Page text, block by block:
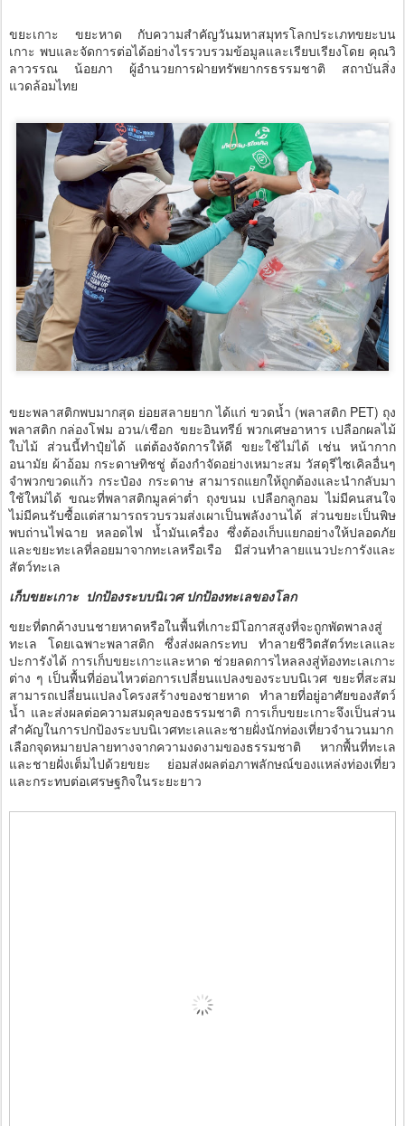
ขยะเกาะ ขยะหาด กับความสำคัญวันมหาสมุทรโลกประเภทขยะบน
เกาะ พบและจัดการต่อได้อย่างไรรวบรวมข้อมูลและเรียบเรียงโดย คุณวิ
ลาวรรณ น้อยภา ผู้อำนวยการฝ่ายทรัพยากรธรรมชาติ สถาบันสิ่ง
แวดล้อมไทย
ขยะพลาสติกพบมากสุด ย่อยสลายยาก ได้แก่ ขวดน้ำ (พลาสติก PET) ถุง
พลาสติก กล่องโฟม อวน/เชือก ขยะอินทรีย์ พวกเศษอาหาร เปลือกผลไม้
ใบไม้ ส่วนนี้ทำปุ๋ยได้ แต่ต้องจัดการให้ดี ขยะใช้ไม่ได้ เช่น หน้ากาก
อนามัย ผ้าอ้อม กระดาษทิชชู่ ต้องกำจัดอย่างเหมาะสม วัสดุรีไซเคิลอื่นๆ
จำพวกขวดแก้ว กระป๋อง กระดาษ สามารถแยกให้ถูกต้องและนำกลับมา
ใช้ใหม่ได้ ขณะที่พลาสติกมูลค่าต่ำ ถุงขนม เปลือกลูกอม ไม่มีคนสนใจ
ไม่มีคนรับซื้อแต่สามารถรวบรวมส่งเผาเป็นพลังงานได้ ส่วนขยะเป็นพิษ
พบถ่านไฟฉาย หลอดไฟ น้ำมันเครื่อง ซึ่งต้องเก็บแยกอย่างให้ปลอดภัย
และขยะทะเลที่ลอยมาจากทะเลหรือเรือ มีส่วนทำลายแนวปะการังและ
สัตว์ทะเล
เก็บขยะเกาะ ปกป้องระบบนิเวศ ปกป้องทะเลของโลก
ขยะที่ตกค้างบนชายหาดหรือในพื้นที่เกาะมีโอกาสสูงที่จะถูกพัดพาลงสู่
ทะเล โดยเฉพาะพลาสติก ซึ่งส่งผลกระทบ ทำลายชีวิตสัตว์ทะเลและ
ปะการังได้ การเก็บขยะเกาะและหาด ช่วยลดการไหลลงสู่ท้องทะเลเกาะ
ต่าง ๆ เป็นพื้นที่อ่อนไหวต่อการเปลี่ยนแปลงของระบบนิเวศ ขยะที่สะสม
สามารถเปลี่ยนแปลงโครงสร้างของชายหาด ทำลายที่อยู่อาศัยของสัตว์
น้ำ และส่งผลต่อความสมดุลของธรรมชาติ การเก็บขยะเกาะจึงเป็นส่วน
สำคัญในการปกป้องระบบนิเวศทะเลและชายฝั่งนักท่องเที่ยวจำนวนมาก
เลือกจุดหมายปลายทางจากความงดงามของธรรมชาติ หากพื้นที่ทะเล
และชายฝั่งเต็มไปด้วยขยะ ย่อมส่งผลต่อภาพลักษณ์ของแหล่งท่องเที่ยว
และกระทบต่อเศรษฐกิจในระยะยาว